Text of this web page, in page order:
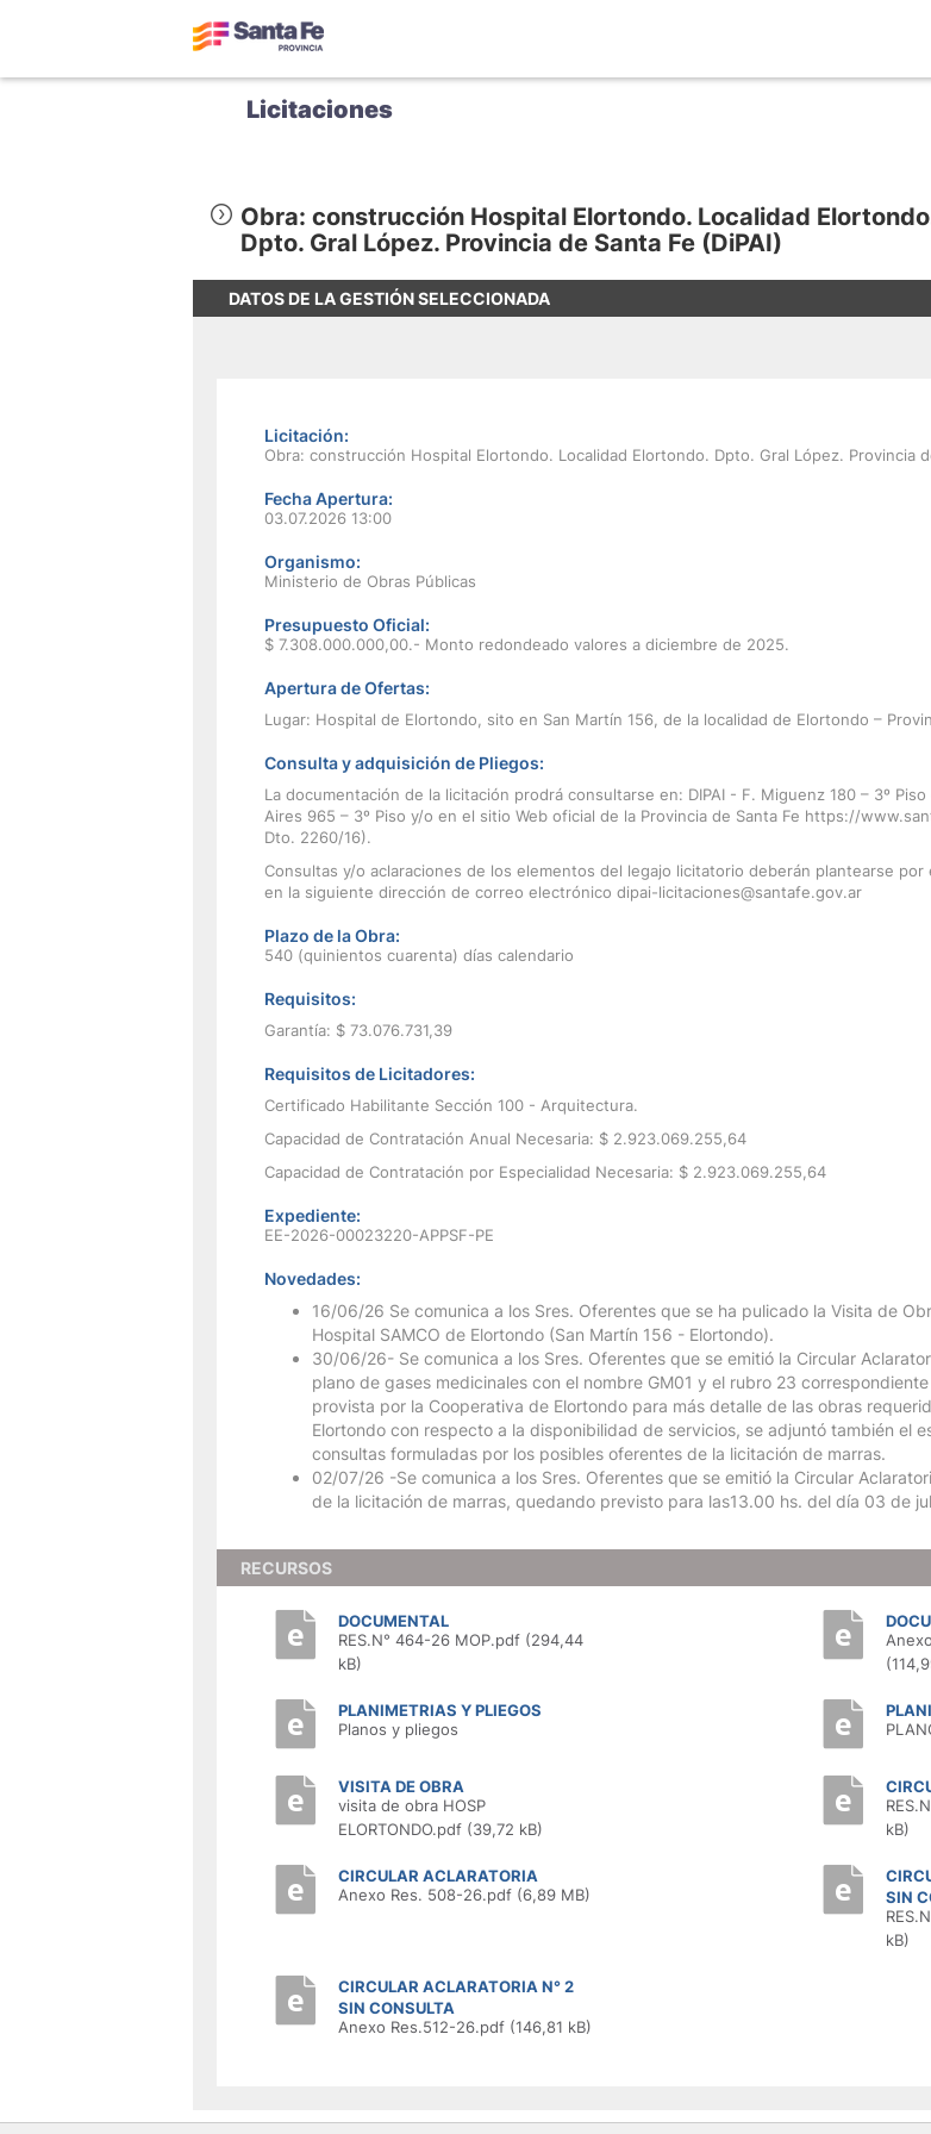
Licitaciones
Obra: construcción Hospital Elortondo. Localidad
Dpto. Gral López. Provincia de Santa Fe (DiPAI)
DATOS DE LA GESTIÓN SELECCIONADA
Licitación:
Obra: construcción Hospital Elortondo. Localidad Elortondo. Dpto. Gral López. Provincia
Fecha Apertura:
03.07.2026 13:00
Organismo:
Ministerio de Obras Públicas
Presupuesto Oficial:
$ 7.308.000.000,00.- Monto redondeado valores a diciembre de 2025.
Apertura de Ofertas:
Lugar: Hospital de Elortondo, sito en San Martín 156, de la localidad de Elortondo –
Consulta y adquisición de Pliegos:
La documentación de la licitación prodrá consultarse en: DIPAI - F. Miguenz 180 – 3º
Aires 965 – 3º Piso y/o en el sitio Web oficial de la Provincia de Santa Fe https://
Dto. 2260/16).
Consultas y/o aclaraciones de los elementos del legajo licitatorio deberán plantearse
en la siguiente dirección de correo electrónico dipai-licitaciones@santafe.gov.ar
Plazo de la Obra:
540 (quinientos cuarenta) días calendario
Requisitos:
Garantía: $ 73.076.731,39
Requisitos de Licitadores:
Certificado Habilitante Sección 100 - Arquitectura.
Capacidad de Contratación Anual Necesaria: $ 2.923.069.255,64
Capacidad de Contratación por Especialidad Necesaria: $ 2.923.069.255,64
Expediente:
EE-2026-00023220-APPSF-PE
Novedades:
16/06/26 Se comunica a los Sres. Oferentes que se ha pulicado la Visita de
Hospital SAMCO de Elortondo (San Martín 156 - Elortondo).
30/06/26- Se comunica a los Sres. Oferentes que se emitió la Circular
plano de gases medicinales con el nombre GM01 y el rubro 23
provista por la Cooperativa de Elortondo para más detalle de las obras
Elortondo con respecto a la disponibilidad de servicios, se adjuntó también el
consultas formuladas por los posibles oferentes de la licitación de marras.
02/07/26 -Se comunica a los Sres. Oferentes que se emitió la Circular
de la licitación de marras, quedando previsto para las13.00 hs. del día 03 de
RECURSOS
DOCUMENTAL
RES.N° 464-26 MOP.pdf (294,44
kB)
PLANIMETRIAS Y PLIEGOS
Planos y pliegos
VISITA DE OBRA
visita de obra HOSP
ELORTONDO.pdf (39,72 kB)
kB)
CIRCULAR ACLARATORIA
Anexo Res. 508-26.pdf (6,89 MB)
SIN
kB)
CIRCULAR ACLARATORIA N° 2
SIN CONSULTA
Anexo Res.512-26.pdf (146,81 kB)